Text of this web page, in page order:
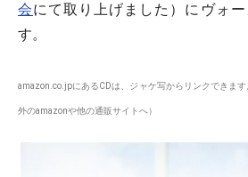
会にて取り上げました）にヴォ
す。
amazon.co.jpにあるCDは、ジャケ写からリンクできま
外のamazonや他の通販サイトへ）